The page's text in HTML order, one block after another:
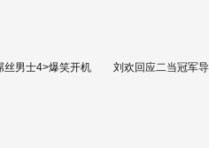
丝男士4>爆笑开机 刘欢回应二当冠军